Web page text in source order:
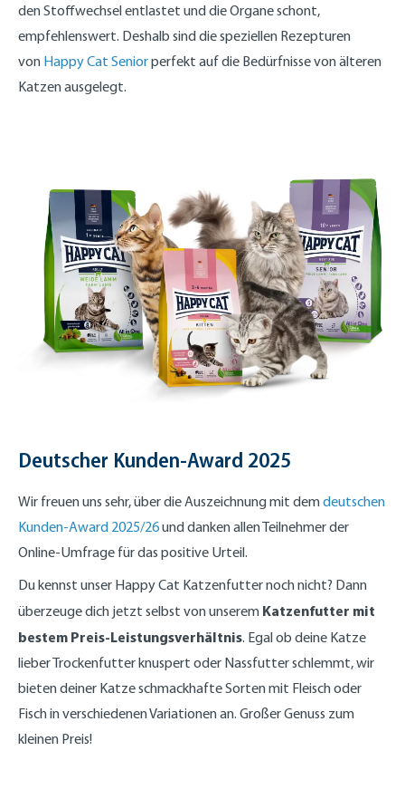
den Stoffwechsel entlastet und die Organe schont,
empfehlenswert. Deshalb sind die speziellen Rezepturen
von Happy Cat Seniorperfekt auf die Bedürfnisse von älteren
Katzen ausgelegt.
Deutscher Kunden-Award 2025
Wir freuen uns sehr, über die Auszeichnung mit demdeutschen
Kunden-Award 2025/26und danken allen Teilnehmer der
Online-Umfrage für das positive Urteil.
Du kennst unser Happy Cat Katzenfutter noch nicht? Dann
überzeuge dich jetzt selbst von unserem Katzenfutter mit
bestem Preis-Leistungsverhältnis. Egal ob deine Katze
lieber Trockenfutter knuspert oder Nassfutter schlemmt, wir
bieten deiner Katze schmackhafte Sorten mit Fleisch oder
Fisch in verschiedenen Variationen an. Großer Genuss zum
kleinen Preis!